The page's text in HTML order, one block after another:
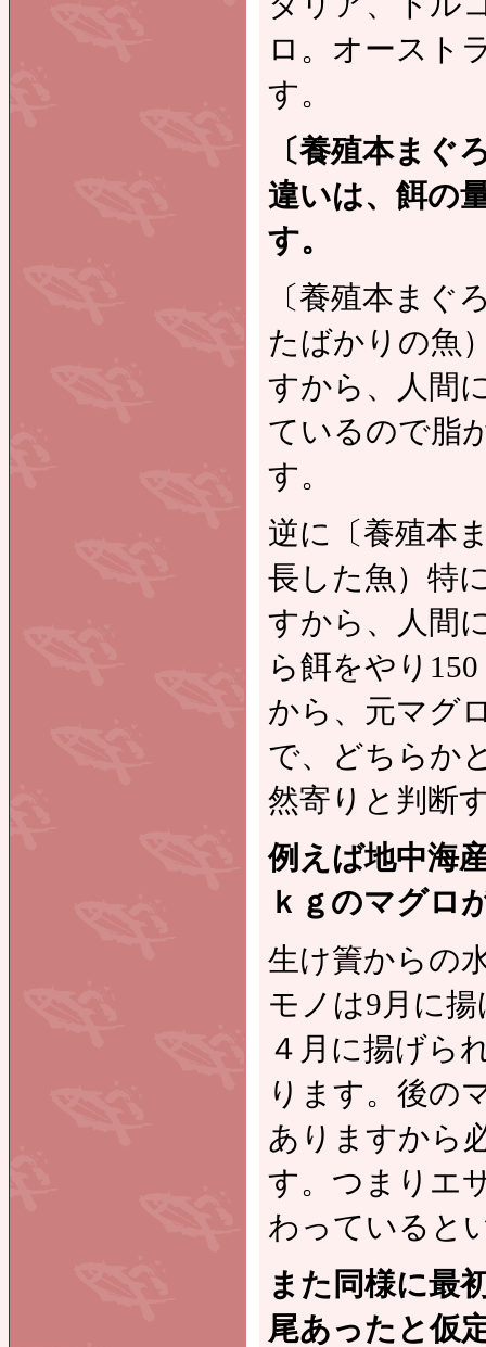
ロ。オースト
す。
〔養殖本まぐ
違いは、餌の
す。
〔養殖本まぐ
たばかりの魚
すから、人間
ているので脂
す。
逆に〔養殖本
長した魚）特
すから、人間
ら餌をやり
から、元マグ
で、どちらか
然寄りと判断
例えば地中海
ｋｇのマグロ
生け簀からの
モノは9月に
４月に揚げら
ります。後の
ありますから
す。つまりエ
わっていると
また同様に最
尾あったと仮